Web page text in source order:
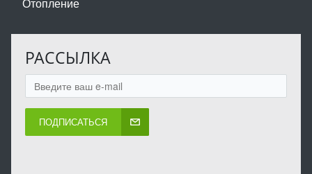
РАССЫЛКА
ПОДПИСАТЬСЯ